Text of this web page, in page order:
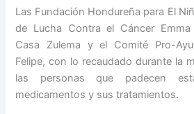
Las Fundación Hondureña para El
de Lucha Contra el Cáncer Emma
Casa Zulema y el Comité Pro-
Felipe, con lo recaudado durante la
las personas que padecen
medicamentos y sus tratamientos.